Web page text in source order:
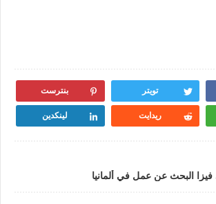
تويتر بنترست
ريدايت لينكدين
فيزا البحث عن عمل في ألمانيا